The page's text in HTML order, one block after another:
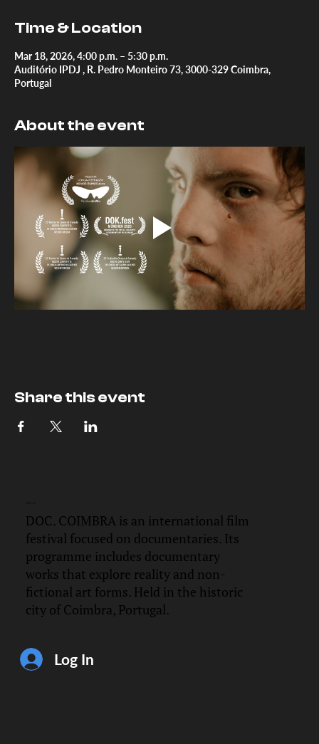
Time & Location
Mar 18, 2026, 4:00 p.m. – 5:30 p.m.
Auditório IPDJ , R. Pedro Monteiro 73, 3000-329 Coimbra,
Portugal
About the event
Share this event
DOC. COIMBRA is an international film
festival focused on documentaries. Its
programme includes documentary
works that explore reality and non-
fictional art forms. Held in the historic
city of Coimbra, Portugal.
Log In